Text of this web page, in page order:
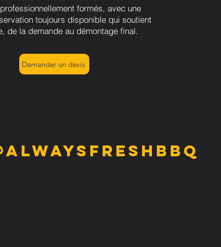
formés, avec une
toujours disponible qui soutient
de la demande au démontage final.
Demander un devis